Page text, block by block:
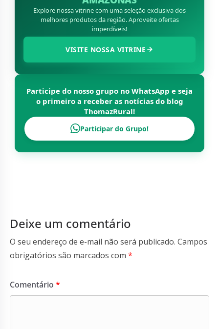
Explore nossa vitrine com uma seleção exclusiva dos
melhores produtos da região. Aproveite ofertas
imperdíveis!
VISITE NOSSA VITRINE
Participe do nosso grupo no WhatsApp e seja
o primeiro a receber as notícias do blog
ThomazRural!
Participar do Grupo!
Deixe um comentário
O seu endereço de e-mail não será publicado. Campos
obrigatórios são marcados com *
Comentário *